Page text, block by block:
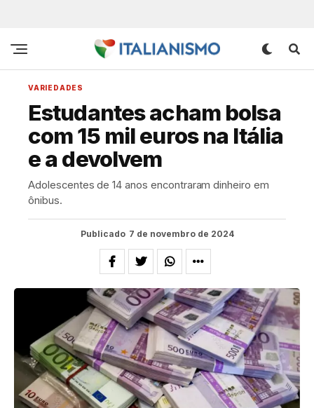
VARIEDADES
Estudantes acham bolsa
com 15 mil euros na Itália
e a devolvem
Adolescentes de 14 anos encontraram dinheiro em
ônibus.
Publicado 7 de novembro de 2024